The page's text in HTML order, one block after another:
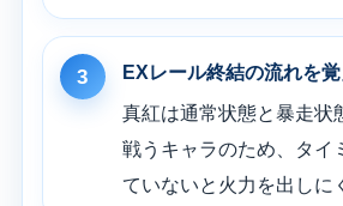
3 EXレール終結の流れを
真紅は通常状態と暴走状
戦うキャラのため、タイ
ていないと火力を出しに